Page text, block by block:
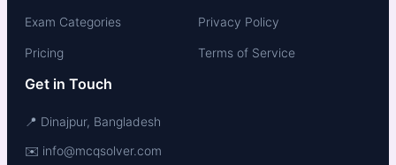
Exam Categories
Pricing
Privacy Policy
Terms of Service
Get in Touch
📍 Dinajpur, Bangladesh
✉️ info@mcqsolver.com